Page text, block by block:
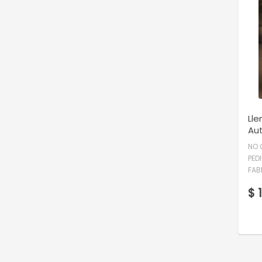
NO
$